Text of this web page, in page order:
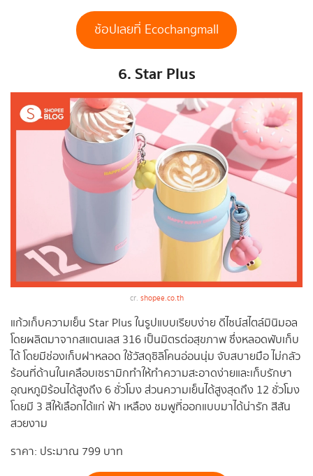
ช้อปเลยที่ Ecochangmall
6. Star Plus
cr. shopee.co.th
แก้วเก็บความเย็น Star Plus ในรูปแบบเรียบง่าย ดีไซน์สไตล์มินิมอล
โดยผลิตมาจากสแตนเลส 316 เป็นมิตรต่อสุขภาพ ซึ่งหลอดพับเก็บ
ได้ โดยมีช่องเก็บฝาหลอด ใช้วัสดุซิลิโคนอ่อนนุ่ม จับสบายมือ ไม่กลัว
ร้อนที่ด้านในเคลือบเซรามิกทำให้ทำความสะอาดง่ายและเก็บรักษา
อุณหภูมิร้อนได้สูงถึง 6 ชั่วโมง ส่วนความเย็นได้สูงสุดถึง 12 ชั่วโมง
โดยมี 3 สีให้เลือกได้แก่ ฟ้า เหลือง ชมพูที่ออกแบบมาได้น่ารัก สีสัน
สวยงาม
ราคา: ประมาณ 799 บาท